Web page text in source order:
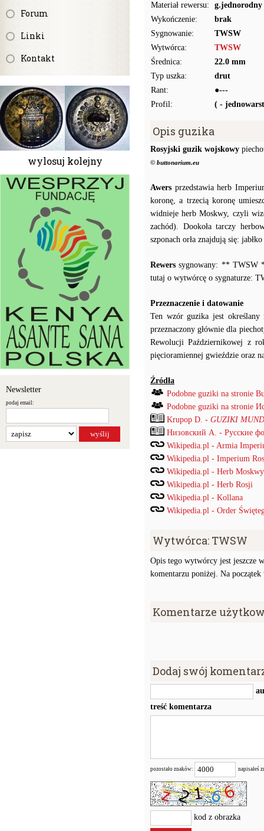
Forum
Linki
Kontakt
wylosuj kolejny
Newsletter
podaj email:
Materiał rewersu:
g.jednorodny
Wykończenie:
brak
Sygnowanie:
TWSW
Wytwórca:
TWSW
Średnica:
22.0 mm
Typ uszka:
drut
Rant:
●---
Profil:
( -
Opis guzika
Rosyjski guzik wojskowy
© buttonarium.eu
Awers przedstawia herb
koronę, a trzecią koronę
widnieje herb Moskwy, czyli
zachód). Dookoła tarczy
szponach orła znajdują się:
Rewers sygnowany: ** TWSW
tutaj o wytwórcę o sygnaturze:
Przeznaczenie i datowanie
Ten wzór guzika jest
przeznaczony głównie dla
Rewolucji Październikowej z
pięcioramiennej gwieździe oraz
Źródła
Podobne guziki na stronie
Podobne guziki na stronie
Krupop D. - GUZIKI
Низовский А. - Русские
Wikipedia.pl - Armia
Wikipedia.pl - Imperium
Wikipedia.pl - Herb Moskwy
Wikipedia.pl - Herb Rosji
Wikipedia.pl - Kollana
Wikipedia.pl - Order
Wytwórca: TWSW
Opis tego wytwórcy jest jeszcze
komentarzu poniżej. Na
Komentarze
Dodaj swój
treść komentarza
pozostało znaków: napisałeś
kod z obrazka